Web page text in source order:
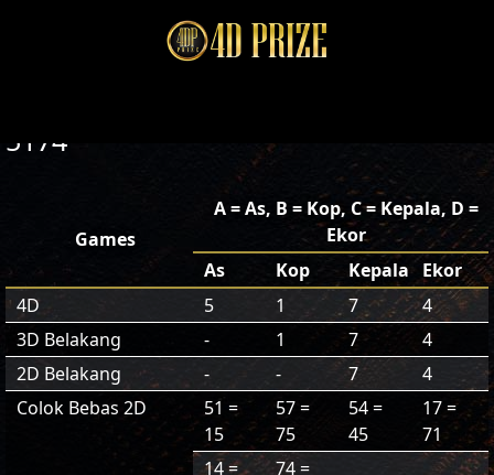
5174
Games
A = As, B = Kop, C = Kepala, D =
Ekor
As
Kop Kepala
Ekor
4D
5 1 7
4
3D Belakang
- 1 7
4
2D Belakang
- - 7
4
Colok Bebas 2D
51 =
15
57 =
75
54 =
45
17 =
71
14 =
74 =